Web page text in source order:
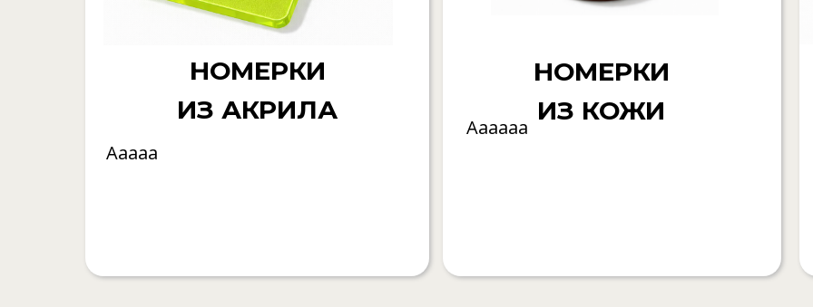
НОМЕРКИ
ИЗ КОЖИ
Аааааа
НОМЕРКИ
ИЗ АКРИЛА
Ааааа